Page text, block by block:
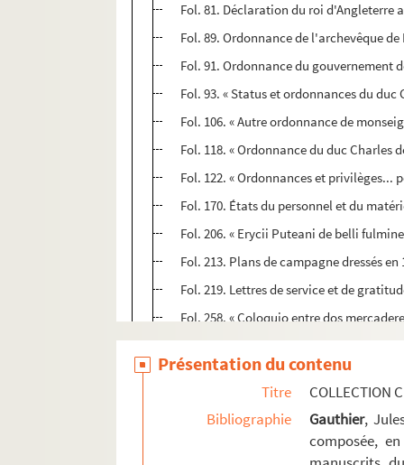
Fol. 81. Déclaration du roi d'Angleterre
Fol. 89. Ordonnance de l'archevêque
Fol. 91. Ordonnance du gouvernement
Fol. 93. « Status et ordonnances du
Fol. 106. « Autre ordonnance de
Fol. 118. « Ordonnance du duc Charles
Fol. 122. « Ordonnances et privilèges...
Fol. 170. États du personnel et du
Fol. 206. « Erycii Puteani de belli
Fol. 213. Plans de campagne dressés
Fol. 219. Lettres de service et de
Fol. 258. « Coloquio entre dos
Fol. 262. Mémoire sur les moyens de
Fol. 266. Rapports du comte Jean de
Fol. 282. Réclamations du cardinal
Fol. 291. Deux mémoires, en langue
Fol. 299 vo. « Le vrai poutraict de
Présentation du contenu
Titre
COLLECTION
Bibliographie
Gauthier,
composée,